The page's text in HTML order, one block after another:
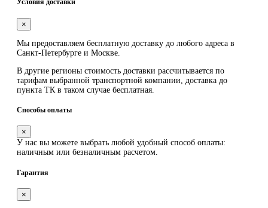
Условия доставки
×
Мы предоставляем бесплатную доставку до любого адреса в
Санкт-Петербурге и Москве.
В другие регионы стоимость доставки рассчитывается по
тарифам выбранной транспортной компании, доставка до
пункта ТК в таком случае бесплатная
Способы оплаты
×
У нас вы можете выбрать любой удобный способ оплаты:
наличным или безналичным расчетом.
Гарантия
×